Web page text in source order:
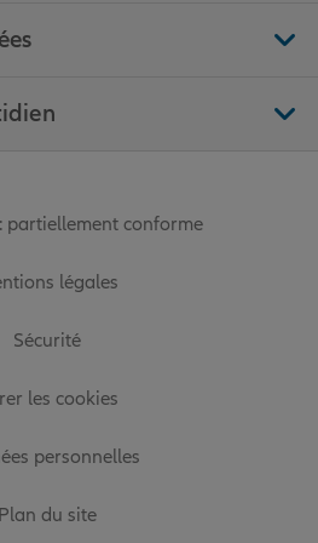
partiellement conforme
légales
Sécurité
les cookies
personnelles
Plan du site